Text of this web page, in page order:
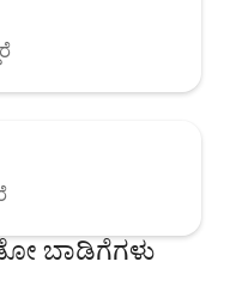
ಬಾಡಿಗೆಗಳು